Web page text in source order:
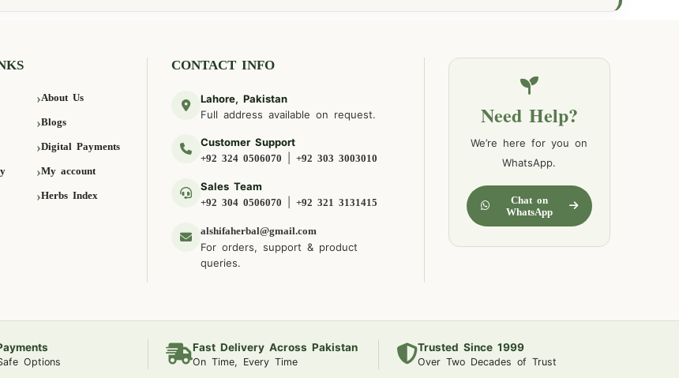
About Us
Blogs
Digital Payments
My account
Herbs Index
CONTACT INFO
Lahore, Pakistan
Full address available on request.
Customer Support
+92 324 0506070 |+92 303 3003010
Sales Team
+92 304 0506070 |+92 321 3131415
alshifaherbal@gmail.com
For orders, support & product
queries.
Need Help?
We’re here for you on
WhatsApp.
Chat on
WhatsApp
Options
Fast Delivery Across Pakistan
On Time, Every Time
Trusted Since 1999
Over Two Decades of Trust